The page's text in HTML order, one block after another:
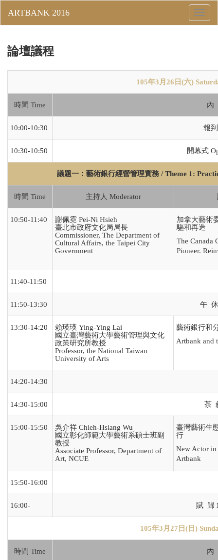
Toggle
論壇議程
105年3月26日(六)
時間 Time 內
10:00-10:30 報
10:30-10:50 開幕式
議題一：藝術銀行經營管理實務 / Theme 1:
時間 Time 主持人 Moderator
10:50-11:40
謝佩霓 Pei-Ni Hsieh
臺北市政府文化局局長
Commissioner, The Department of
Cultural Affairs, the Taipei City
Government
加拿大藝術
驅和再造
The Canada
Pioneer.
11:40-11:50
11:50-13:30 午
13:30-14:20
賴瑛瑛 Ying-Ying Lai
國立臺灣藝術大學藝術管理與文化
政策研究所教授
Professor, the National Taiwan
University of Arts
藝術銀行和
Artbank and
14:20-14:30
14:30-15:00 茶
15:00-15:50
吳介祥 Chieh-Hsiang Wu
國立彰化師範大學藝術系碩士班副
教授
Associate Professor, Department of
Art, NCUE
臺灣藝術生
行
New Actor
Artbank
15:50-16:00
16:00- 賦 歸
105年3月27日(日)
時間 Time 內